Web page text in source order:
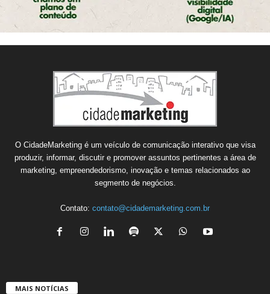
O CidadeMarketing é um veículo de comunicação interativo que visa
produzir, informar, discutir e promover assuntos pertinentes a área de
marketing, empreendedorismo, inovação e temas relacionados ao
segmento de negócios.
Contato: contato@cidademarketing.com.br
MAIS NOTÍCIAS